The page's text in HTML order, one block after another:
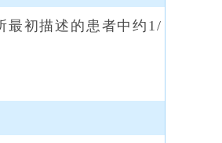
初描述的患者中约1/